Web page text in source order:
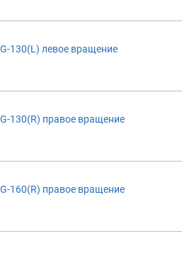
130(L) левое вращение
130(R) правое вращение
160(R) правое вращение